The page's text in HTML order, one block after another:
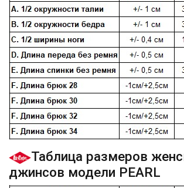
Таблица размеров
джинсов модели PEARL